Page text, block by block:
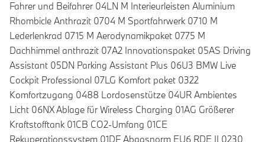
Fahrer und Beifahrer 04LN M Interieurleisten Aluminium
Rhombicle Anthrazit 0704 M Sportfahrwerk 0710 M
Lederlenkrad 0715 M Aerodynamikpaket 0775 M
Dachhimmel anthrazit 07A2 Innovationspaket 05AS Driving
Assistant 05DN Parking Assistant Plus 06U3 BMW Live
Cockpit Professional 07LG Komfort paket 0322
Komfortzugang 0488 Lordosenstütze 04UR Ambientes
Licht 06NX Ablage für Wireless Charging 01AG Größerer
Kraftstofftank 01CB CO2-Umfang 01CE
Rekuperationssystem 01DF Abgasnorm EU6 RDE II 0230